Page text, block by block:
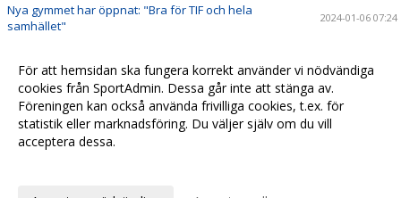
Nya gymmet har öppnat: "Bra för TIF och hela
samhället"
2024-01-06 07:24
Inför premiären av gåfotboll – ambassadörens bästa
tips
2023-12-15 11:09
Här är duon som tar över damlaget 2023-11-05 07:30
För att hemsidan ska fungera korrekt använder vi nödvändiga
cookies från SportAdmin. Dessa går inte att stänga av.
Föreningen kan också använda frivilliga cookies, t.ex. för
statistik eller marknadsföring. Du väljer själv om du vill
acceptera dessa.